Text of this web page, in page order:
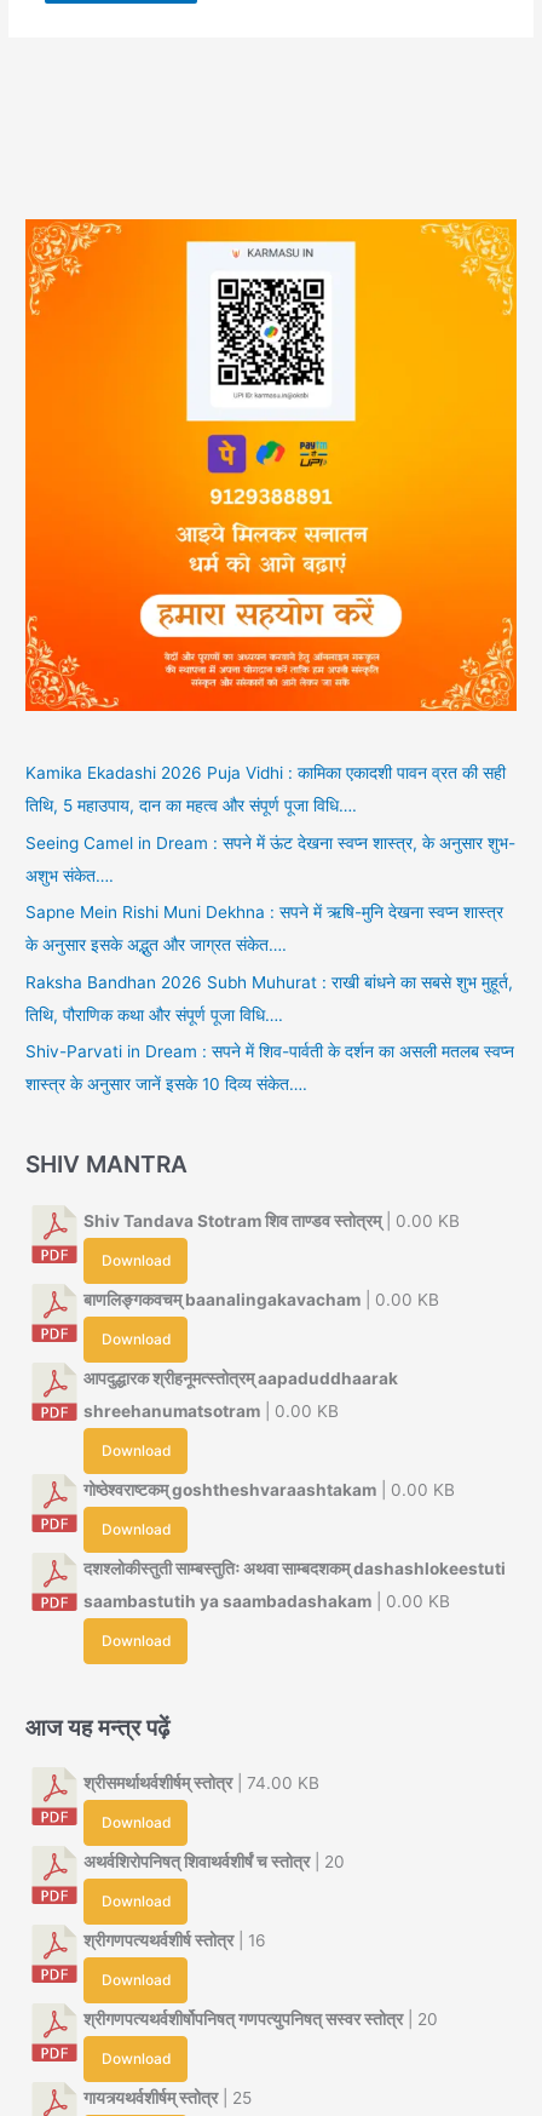
Kamika Ekadashi 2026 Puja Vidhi : कामिका एकादशी पावन व्रत की सही
तिथि, 5 महाउपाय, दान का महत्व और संपूर्ण पूजा विधि….
Seeing Camel in Dream : सपने में ऊंट देखना स्वप्न शास्त्र, के अनुसार शुभ-
अशुभ संकेत….
Sapne Mein Rishi Muni Dekhna : सपने में ऋषि-मुनि देखना स्वप्न शास्त्र
के अनुसार इसके अद्भुत और जाग्रत संकेत….
Raksha Bandhan 2026 Subh Muhurat : राखी बांधने का सबसे शुभ मुहूर्त,
तिथि, पौराणिक कथा और संपूर्ण पूजा विधि….
Shiv-Parvati in Dream : सपने में शिव-पार्वती के दर्शन का असली मतलब स्वप्न
शास्त्र के अनुसार जानें इसके 10 दिव्य संकेत….
SHIV MANTRA
Shiv Tandava Stotram शिव ताण्डव स्तोत्रम्| 0.00 KB
Download
बाणलिङ्गकवचम् baanalingakavacham | 0.00 KB
Download
आपदुद्धारक श्रीहनूमत्स्तोत्रम् aapaduddhaarak
shreehanumatsotram | 0.00 KB
Download
गोष्ठेश्वराष्टकम् goshtheshvaraashtakam | 0.00 KB
Download
दशश्लोकीस्तुती साम्बस्तुतिः अथवा साम्बदशकम् dashashlokeestuti
saambastutih ya saambadashakam | 0.00 KB
Download
आज यह मन्त्र पढ़ें
श्रीसमर्थाथर्वशीर्षम् स्तोत्र| 74.00 KB
Download
अथर्वशिरोपनिषत् शिवाथर्वशीर्षं च स्तोत्र| 20
Download
श्रीगणपत्यथर्वशीर्ष स्तोत्र| 16
Download
श्रीगणपत्यथर्वशीर्षोपनिषत् गणपत्युपनिषत् सस्वर स्तोत्र| 20
Download
गायत्र्यथर्वशीर्षम् स्तोत्र| 25